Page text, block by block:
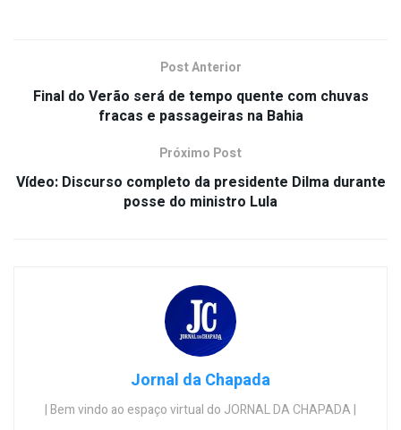
Post Anterior
Final do Verão será de tempo quente com chuvas
fracas e passageiras na Bahia
Próximo Post
Vídeo: Discurso completo da presidente Dilma durante
posse do ministro Lula
Jornal da Chapada
| Bem vindo ao espaço virtual do JORNAL DA CHAPADA |